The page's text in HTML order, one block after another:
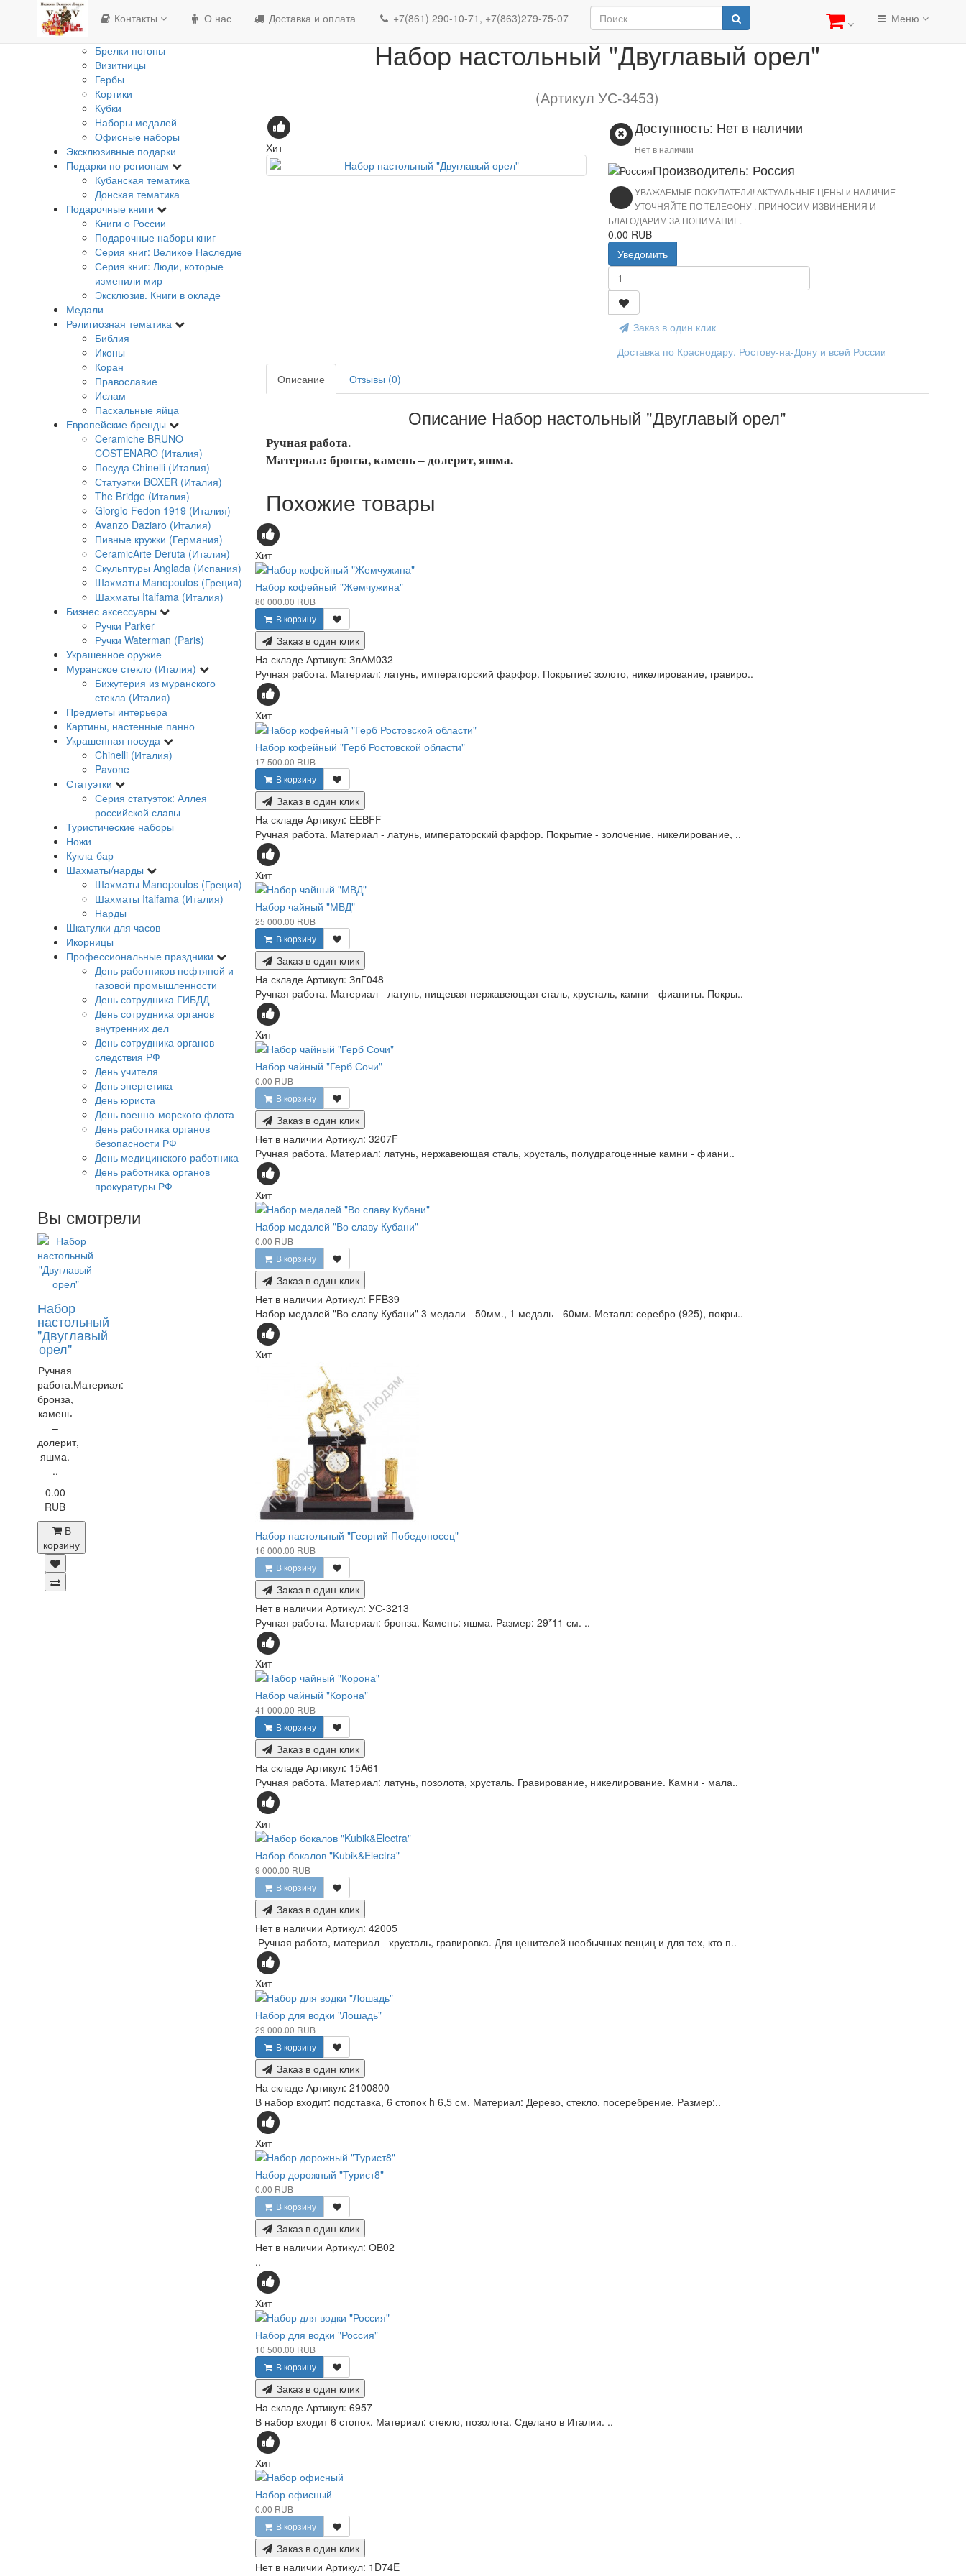
Контакты О нас Доставка и оплата +7(861) 290-10-71, +7(863)279-75-07 Меню
Изделия с Государственной
символикой
Брелки погоны
Визитницы
Гербы
Кортики
Кубки
Наборы медалей
Офисные наборы
Эксклюзивные подарки
Подарки по регионам
Кубанская тематика
Донская тематика
Подарочные книги
Книги о России
Подарочные наборы книг
Серия книг: Великое Наследие
Серия книг: Люди, которые
изменили мир
Эксклюзив. Книги в окладе
Медали
Религиозная тематика
Библия
Иконы
Коран
Православие
Ислам
Пасхальные яйца
Европейские бренды
Ceramiche BRUNO
COSTENARO (Италия)
Посуда Chinelli (Италия)
Статуэтки BOXER (Италия)
The Bridge (Италия)
Giorgio Fedon 1919 (Италия)
Avanzo Daziaro (Италия)
Пивные кружки (Германия)
CeramicArte Deruta (Италия)
Скульптуры Anglada (Испания)
Шахматы Manopoulos (Греция)
Шахматы Italfama (Италия)
Бизнес аксессуары
Ручки Parker
Ручки Waterman (Paris)
Украшенное оружие
Муранское стекло (Италия)
Бижутерия из муранского
стекла (Италия)
Предметы интерьера
Картины, настенные панно
Украшенная посуда
Chinelli (Италия)
Pavone
Статуэтки
Серия статуэток: Аллея
российской славы
Туристические наборы
Ножи
Кукла-бар
Шахматы/нарды
Шахматы Manopoulos (Греция)
Шахматы Italfama (Италия)
Нарды
Шкатулки для часов
Икорницы
Профессиональные праздники
День работников нефтяной и
газовой промышленности
День сотрудника ГИБДД
День сотрудника органов
внутренних дел
День сотрудника органов
следствия РФ
День учителя
День энергетика
День юриста
День военно-морского флота
День работника органов
безопасности РФ
День медицинского работника
День работника органов
прокуратуры РФ
Вы смотрели
Набор
настольный
"Двуглавый
орел"
Ручная
работа.Материал:
бронза,
камень
–
долерит,
яшма.
..
0.00
RUB
В
корзину
Изделия с Государственной символикой Набор настольный "Двуглавый орел"
Набор настольный "Двуглавый орел"
(Артикул УС-3453)
Хит
Доступность: Нет в наличии
Нет в наличии
Производитель: Россия
УВАЖАЕМЫЕ ПОКУПАТЕЛИ! АКТУАЛЬНЫЕ ЦЕНЫ и НАЛИЧИЕ
УТОЧНЯЙТЕ ПО ТЕЛЕФОНУ . ПРИНОСИМ ИЗВИНЕНИЯ И
БЛАГОДАРИМ ЗА ПОНИМАНИЕ.
0.00 RUB
Уведомить
Заказ в один клик
Доставка по Краснодару, Ростову-на-Дону и всей России
Описание
Отзывы (0)
Описание Набор настольный "Двуглавый орел"
Ручная работа.
Материал: бронза, камень – долерит, яшма.
Похожие товары
Хит
Набор кофейный "Жемчужина"
80 000.00 RUB
В корзину
Заказ в один клик
На складе Артикул: ЗлАМ032
Ручная работа. Материал: латунь, императорский фарфор. Покрытие: золото, никелирование, гравиро..
Хит
Набор кофейный "Герб Ростовской области"
17 500.00 RUB
В корзину
Заказ в один клик
На складе Артикул: EEBFF
Ручная работа. Материал - латунь, императорский фарфор. Покрытие - золочение, никелирование, ..
Хит
Набор чайный "МВД"
25 000.00 RUB
В корзину
Заказ в один клик
На складе Артикул: ЗлГ048
Ручная работа. Материал - латунь, пищевая нержавеющая сталь, хрусталь, камни - фианиты. Покры..
Хит
Набор чайный "Герб Сочи"
0.00 RUB
В корзину
Заказ в один клик
Нет в наличии Артикул: 3207F
Ручная работа. Материал: латунь, нержавеющая сталь, хрусталь, полудрагоценные камни - фиани..
Хит
Набор медалей "Во славу Кубани"
0.00 RUB
В корзину
Заказ в один клик
Нет в наличии Артикул: FFB39
Набор медалей "Во славу Кубани" 3 медали - 50мм., 1 медаль - 60мм. Металл: серебро (925), покры..
Хит
Набор настольный "Георгий Победоносец"
16 000.00 RUB
В корзину
Заказ в один клик
Нет в наличии Артикул: УС-3213
Ручная работа. Материал: бронза. Камень: яшма. Размер: 29*11 см. ..
Хит
Набор чайный "Корона"
41 000.00 RUB
В корзину
Заказ в один клик
На складе Артикул: 15A61
Ручная работа. Материал: латунь, позолота, хрусталь. Гравирование, никелирование. Камни - мала..
Хит
Набор бокалов "Kubik&Electra"
9 000.00 RUB
В корзину
Заказ в один клик
Нет в наличии Артикул: 42005
Ручная работа, материал - хрусталь, гравировка. Для ценителей необычных вещиц и для тех, кто п..
Хит
Набор для водки "Лошадь"
29 000.00 RUB
В корзину
Заказ в один клик
На складе Артикул: 2100800
В набор входит: подставка, 6 стопок h 6,5 см. Материал: Дерево, стекло, посеребрение. Размер:..
Хит
Набор дорожный "Турист8"
0.00 RUB
В корзину
Заказ в один клик
Нет в наличии Артикул: ОВ02
..
Хит
Набор для водки "Россия"
10 500.00 RUB
В корзину
Заказ в один клик
На складе Артикул: 6957
В набор входит 6 стопок. Материал: стекло, позолота. Сделано в Италии. ..
Хит
Набор офисный
0.00 RUB
В корзину
Заказ в один клик
Нет в наличии Артикул: 1D74E